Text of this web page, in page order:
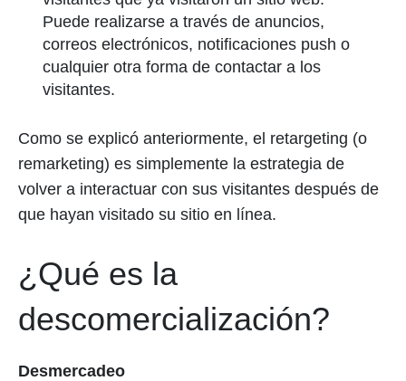
Puede realizarse a través de anuncios,
correos electrónicos, notificaciones push o
cualquier otra forma de contactar a los
visitantes.
Como se explicó anteriormente, el retargeting (o
remarketing) es simplemente la estrategia de
volver a interactuar con sus visitantes después de
que hayan visitado su sitio en línea.
¿Qué es la
descomercialización?
Desmercadeo